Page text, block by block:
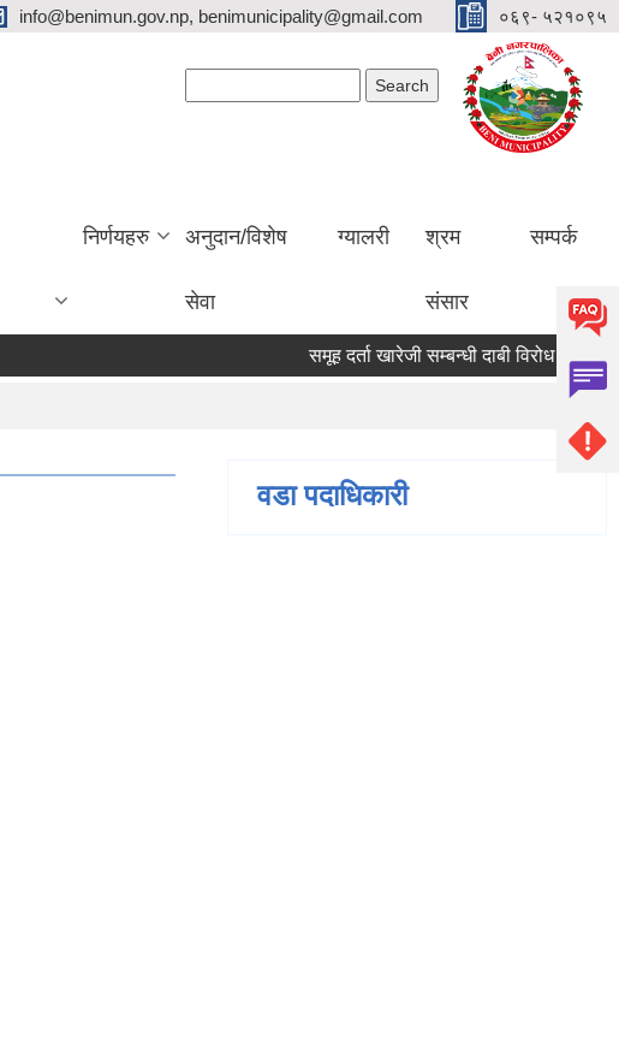
info@benimun.gov.np, benimunicipality@gmail.com ०६९- ५२१०९५
निर्णयहरु अनुदान/विशेष
सेवा
ग्यालरी श्रम
संसार
सम्पर्क
समूह दर्ता खारेजी सम्बन्धी दाबी विरोध पेश गर्ने
वडा पदाधिकारी